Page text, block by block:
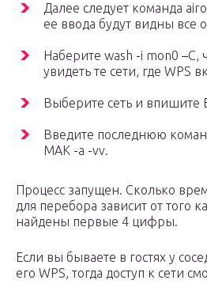
Далее следует команда
ее ввода будут видны все
Наберите wash -i mon0 –C,
увидеть те сети, где WPS
Выберите сеть и впишите
Введите последнюю
MAK -a -vv.
Процесс запущен. Сколько
для перебора зависит от того
найдены первые 4 цифры.
Если вы бываете в гостях у
его WPS, тогда доступ к сети